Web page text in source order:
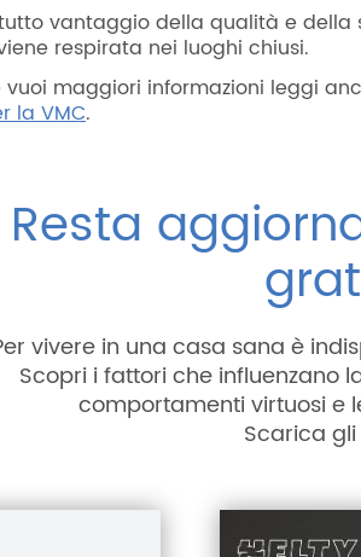
vantaggio della qualità e della
respirata nei luoghi chiusi.
vuoi maggiori informazioni leggi
la VMC.
Resta
vivere in una casa sana è
Scopri i fattori che influenzano
comportamenti virtuosi e
Scarica